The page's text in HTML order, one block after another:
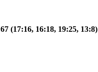
(17:16, 16:18, 19:25, 13:8)